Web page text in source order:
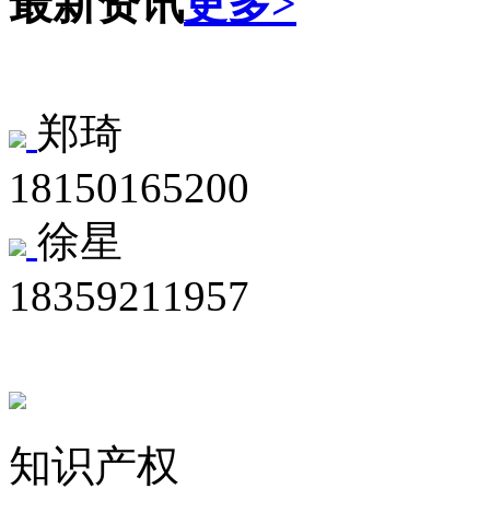
郑琦
18150165200
徐星
18359211957
知识产权